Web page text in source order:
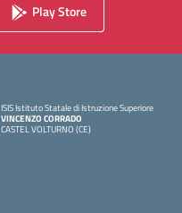
Play Store
ISIS Istituto Statale di Istruzione Superiore
VINCENZO CORRADO
CASTEL VOLTURNO (CE)